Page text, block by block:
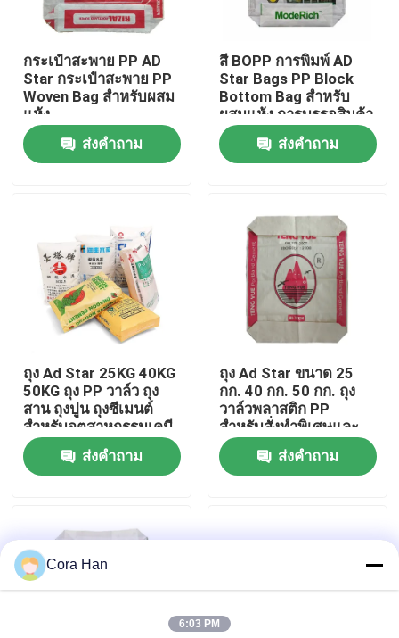
บ้าน
ทัวร์โรงงาน
ควบคุมคุณภาพ
ติดต่อเรา
ถุงบรรจุปูนซีเมนต์
กระเป๋าสะพาย PP AD
Star กระเป๋าสะพาย PP
Woven Bag สําหรับผสม
แห้ง
ส่งคำถาม
สี BOPP การพิมพ์ AD
Star Bags PP Block
Bottom Bag สําหรับ
ผสมแห้ง การบรรจุสินค้า
ส่งคำถาม
ถุง Ad Star 25KG 40KG
50KG ถุง PP วาล์ว ถุง
สาน ถุงปูน ถุงซีเมนต์
สำหรับอุตสาหกรรมเคมี
ส่งคำถาม
ถุง Ad Star ขนาด 25
กก. 40 กก. 50 กก. ถุง
วาล์วพลาสติก PP
สำหรับสั่งทำพิเศษและ
ปิดผนึกด้วยความร้อน
ส่งคำถาม
Cora Han
6:03 PM